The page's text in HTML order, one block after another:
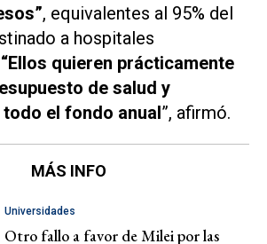
, equivalentes al 95% del
a hospitales
“Ellos quieren prácticamente
de salud y
el fondo anual”, afirmó.
MÁS INFO
Universidades
Otro fallo a favor de Milei por las